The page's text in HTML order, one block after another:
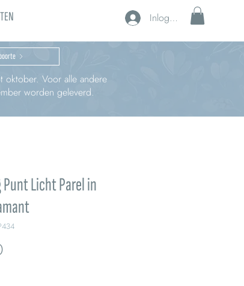
Inloggen
oktober. Voor alle andere
worden geleverd.
Licht Parel in